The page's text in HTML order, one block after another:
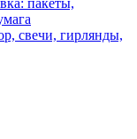
пакеты,
свечи, гирлянды,